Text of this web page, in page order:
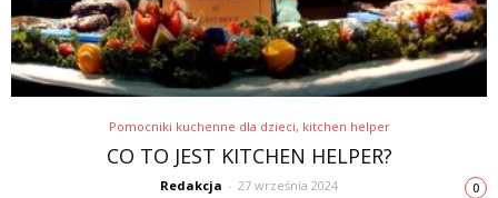
Pomocniki kuchenne dla dzieci, kitchen helper
CO TO JEST KITCHEN HELPER?
Redakcja - 27 września 2024 0